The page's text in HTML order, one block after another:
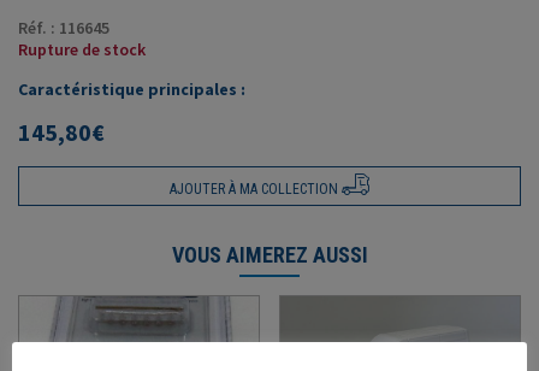
Réf. : 116645
Rupture de stock
Caractéristique principales :
145,80€
AJOUTER À MA COLLECTION
VOUS AIMEREZ AUSSI